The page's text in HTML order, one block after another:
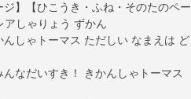
ジ】【ひこうき・ふね・そのたのペー
アしゃりょう ずかん
んしゃトーマス ただしい なまえは ど
んなだいすき！ きかんしゃトーマス